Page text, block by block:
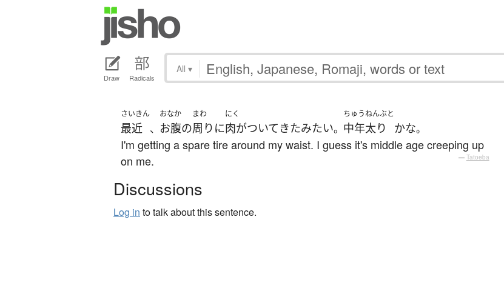
Draw Radicals
All ▾
さいきん
最近 、
おなか
お腹の
まわ
周り に
にく
肉がついて きたみたい。
ちゅうねんぶと
中年太り かな。
I'm getting a spare tire around my waist. I guess it's middle age creeping up
on me.
— Tatoeba
Discussions
Log in to talk about this sentence.